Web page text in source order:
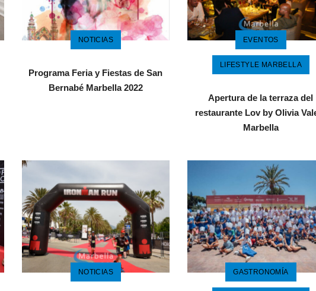
NOTICIAS
Programa Feria y Fiestas de San
Bernabé Marbella 2022
EVENTOS
LIFESTYLE MARBELLA
Apertura de la terraza del
restaurante Lov by Olivia
Marbella
NOTICIAS GASTRONOMÍA